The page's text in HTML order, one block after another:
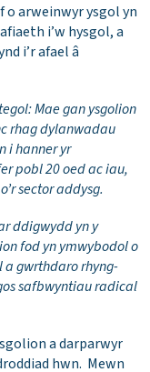
o arweinwyr ysgol yn
i’w hysgol, a
i’r afael â
Mae gan ysgolion
rhag dylanwadau
i hanner yr
pobl 20 oed ac iau,
sector addysg.
ddigwydd yn y
fod yn ymwybodol o
gwrthdaro rhyng-
safbwyntiau radical
a darparwyr
hwn. Mewn